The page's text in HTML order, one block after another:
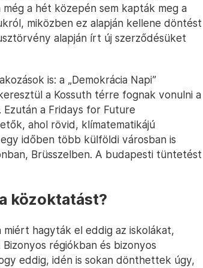
a hét közepén sem kapták meg a
miközben ez alapján kellene döntést
alapján írt új szerződésüket
is: a „Demokrácia Napi”
a Kossuth térre fognak vonulni a
a Fridays for Future
ahol rövid, klímatematikájú
időben több külföldi városban is
Brüsszelben. A budapesti tüntetést
közoktatást?
hagyták el eddig az iskolákat,
régiókban és bizonyos
eddig, idén is sokan dönthettek úgy,